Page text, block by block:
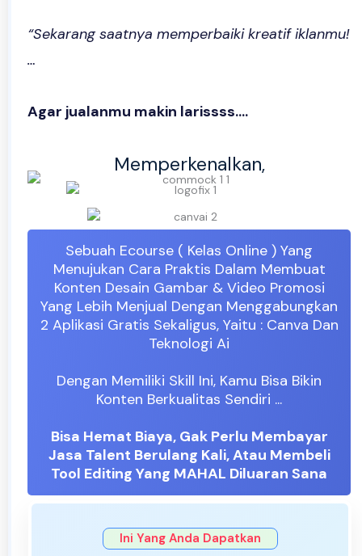
“Sekarang saatnya memperbaiki kreatif iklanmu!
…
Agar jualanmu makin larissss….
Memperkenalkan,
Sebuah Ecourse ( Kelas Online ) Yang
Menujukan Cara Praktis Dalam Membuat
Konten Desain Gambar & Video Promosi
Yang Lebih Menjual Dengan Menggabungkan
2 Aplikasi Gratis Sekaligus, Yaitu : Canva Dan
Teknologi Ai
Dengan Memiliki Skill Ini, Kamu Bisa Bikin
Konten Berkualitas Sendiri ...
Bisa Hemat Biaya, Gak Perlu Membayar
Jasa Talent Berulang Kali, Atau Membeli
Tool Editing Yang MAHAL Diluaran Sana
Ini Yang Anda Dapatkan